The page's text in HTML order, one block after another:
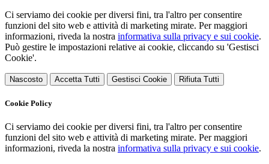
Ci serviamo dei cookie per diversi fini, tra l'altro per consentire
funzioni del sito web e attività di marketing mirate. Per maggiori
informazioni, riveda la nostra informativa sulla privacy e sui cookie.
Può gestire le impostazioni relative ai cookie, cliccando su 'Gestisci
Cookie'.
Nascosto Accetta Tutti Gestisci Cookie Rifiuta Tutti
Cookie Policy
Ci serviamo dei cookie per diversi fini, tra l'altro per consentire
funzioni del sito web e attività di marketing mirate. Per maggiori
informazioni, riveda la nostra informativa sulla privacy e sui cookie.